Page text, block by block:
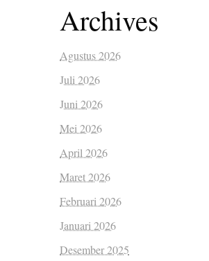
Archives
Agustus 2026
Juli 2026
Juni 2026
Mei 2026
April 2026
Maret 2026
Februari 2026
Januari 2026
Desember 2025